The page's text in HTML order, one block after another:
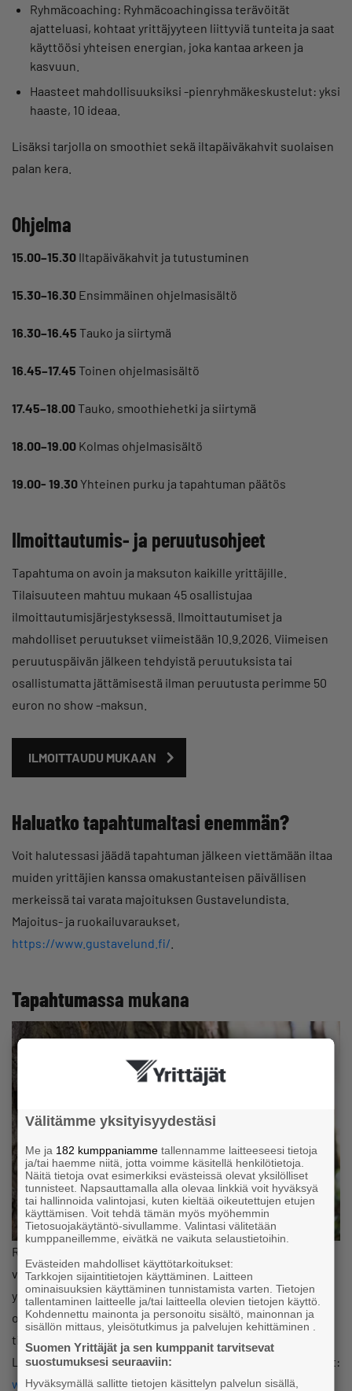
Ryhmäcoaching: Ryhmäcoachingissa terävöität
ajatteluasi, kohtaat yrittäjyyteen liittyviä tunteita ja saat
käyttöösi yhteisen energian, joka kantaa arkeen ja
kasvuun.
Haasteet mahdollisuuksiksi -pienryhmäkeskustelut: yksi
haaste, 10 ideaa.
Lisäksi tarjolla on smoothiet sekä iltapäiväkahvit suolaisen
palan kera.
Ohjelma
15.00–15.30 Iltapäiväkahvit ja tutustuminen
15.30–16.30 Ensimmäinen ohjelmasisältö
16.30–16.45 Tauko ja siirtymä
16.45–17.45 Toinen ohjelmasisältö
17.45–18.00Tauko, smoothiehetki ja siirtymä
18.00–19.00 Kolmas ohjelmasisältö
19.00- 19.30 Yhteinen purku ja tapahtuman päätös
Ilmoittautumis- ja peruutusohjeet
Tapahtuma on avoin ja maksuton kaikille yrittäjille.
Tilaisuuteen mahtuu mukaan 45 osallistujaa
ilmoittautumisjärjestyksessä. Ilmoittautumiset ja
mahdolliset peruutukset viimeistään 10.9.2026. Viimeisen
peruutuspäivän jälkeen tehdyistä peruutuksista tai
osallistumatta jättämisestä ilman peruutusta perimme 50
euron no show -maksun.
ILMOITTAUDU MUKAAN
Haluatko tapahtumaltasi enemmän?
Voit halutessasi jäädä tapahtuman jälkeen viettämään iltaa
muiden yrittäjien kanssa omakustanteisen päivällisen
merkeissä tai varata majoituksen Gustavelundista.
Majoitus- ja ruokailuvaraukset,
https://www.gustavelund.fi/
Tapahtumassa mukana
Ryhmäcoachina toimii
valmennusyrityksen perustaja ja johdon coach, joka
yhdistää liiketoiminnan ymmärryksen ja syvän inhimillisen
otteen. Minna on superinnokas verkostoituja ja tekee
tiiviisti yhteistyötä monenlaisten pienyrittäjien kanssa.
Lisätietoa Minnasta ja Joustomielen valmennuksista löydät:
www.joustomieli.fi
Välitämme yksityisyydestäsi
Me ja 182 kumppaniamme tallennamme laitteeseesi tietoja
ja/tai haemme niitä, jotta voimme käsitellä henkilötietoja.
Näitä tietoja ovat esimerkiksi evästeissä olevat yksilölliset
tunnisteet. Napsauttamalla alla olevaa linkkiä voit hyväksyä
tai hallinnoida valintojasi, kuten kieltää oikeutettujen etujen
käyttämisen. Voit tehdä tämän myös myöhemmin
Tietosuojakäytäntö-sivullamme. Valintasi välitetään
kumppaneillemme, eivätkä ne vaikuta selaustietoihin.
Evästeiden mahdolliset käyttötarkoitukset:
Tarkkojen sijaintitietojen käyttäminen. Laitteen
ominaisuuksien käyttäminen tunnistamista varten. Tietojen
tallentaminen laitteelle ja/tai laitteella olevien tietojen käyttö.
Kohdennettu mainonta ja personoitu sisältö, mainonnan ja
sisällön mittaus, yleisötutkimus ja palvelujen kehittäminen .
Suomen Yrittäjät ja sen kumppanit tarvitsevat
suostumuksesi seuraaviin:
Hyväksymällä sallitte tietojen käsittelyn palvelun sisällä,